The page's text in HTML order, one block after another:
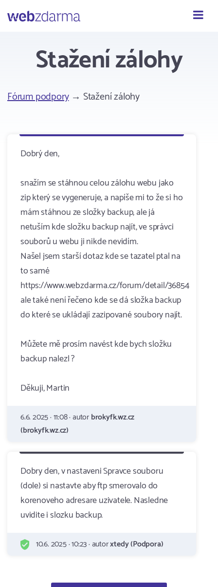
Webzdarma
Stažení zálohy
Fórum podpory→ Stažení zálohy
Dobrý den,
snažím se stáhnou celou zálohu webu jako
zip který se vygeneruje, a napíše mi to že si ho
mám stáhnou ze složky backup, ale já
netuším kde složku backup najít, ve správci
souborů u webu ji nikde nevidím.
Našel jsem starší dotaz kde se tazatel ptal na
to samé
https://www.webzdarma.cz/forum/detail/36854
ale také není řečeno kde se dá složka backup
do které se ukládají zazipované soubory najít.
Můžete mě prosím navést kde bych složku
backup nalezl ?
Děkuji, Martin
6.6. 2025 · 11:08 · autorbrokyfk.wz.cz
(brokyfk.wz.cz)
Dobry den, v nastaveni Spravce souboru
(dole) si nastavte aby ftp smerovalo do
korenoveho adresare uzivatele. Nasledne
uvidite i slozku backup.
10.6. 2025 · 10:23 · autorxtedy (Podpora)